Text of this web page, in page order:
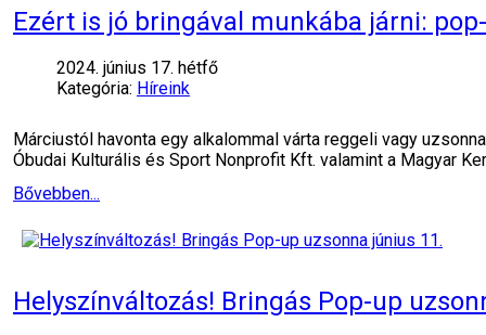
Ezért is jó bringával munkába járni:
2024. június 17. hétfő
Kategória: Híreink
Márciustól havonta egy alkalommal várta reggeli vagy
Óbudai Kulturális és Sport Nonprofit Kft. valamint a Magyar
Bővebben...
Helyszínváltozás! Bringás Pop-up